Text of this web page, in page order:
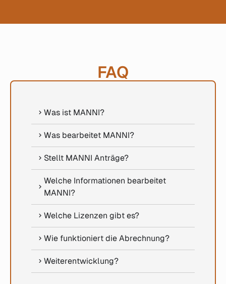
FAQ
Was ist MANNI?
Was bearbeitet MANNI?
Stellt MANNI Anträge?
Welche Informationen bearbeitet
MANNI?
Welche Lizenzen gibt es?
Wie funktioniert die Abrechnung?
Weiterentwicklung?